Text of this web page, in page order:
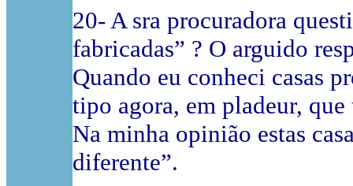
20- A sra procuradora
fabricadas” ? O arguido
Quando eu conheci casas
tipo agora, em pladeur,
Na minha opinião estas
diferente”.